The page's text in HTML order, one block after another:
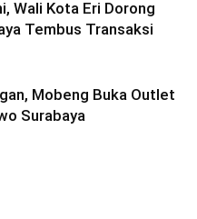
Wali Kota Eri Dorong
Tembus Transaksi
Mobeng Buka Outlet
Surabaya